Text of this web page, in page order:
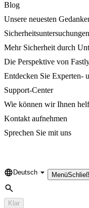
Blog
Unsere neuesten
Sicherheitsuntersuchungen
Mehr Sicherheit durch
Die Perspektive von
Entdecken Sie Experten-
Support-Center
Wie können wir Ihnen
Kontakt aufnehmen
Sprechen Sie mit uns
Language
Deutsch Menü
Suche
Klar